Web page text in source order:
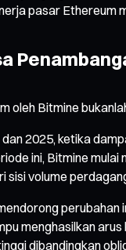
pasar Ethereum
oleh Bitmine
2025, ketika
ini, Bitmine
sisi volume
perubahan
menghasilkan
dibandingkan